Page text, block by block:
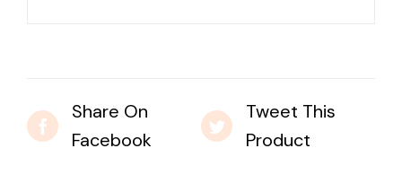
Share On
Facebook
Tweet This
Product